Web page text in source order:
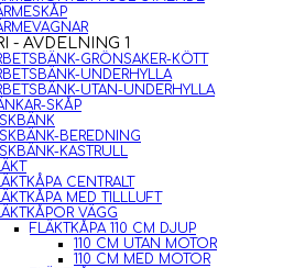
- AVDELNING 1
GRÖNSAKER-KÖTT
UNDERHYLLA
UTAN-UNDERHYLLA
SKÅP
BEREDNING
KASTRULL
CENTRALT
MED TILLLUFT
VÄGG
FLÄKTKÅPA 110 CM DJUP
110 CM UTAN MOTOR
110 CM MED MOTOR